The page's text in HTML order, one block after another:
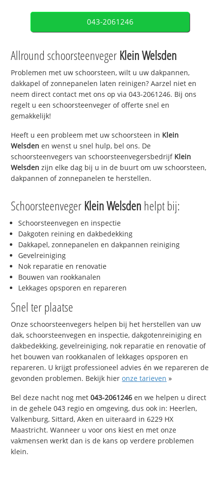
043-2061246
Allround schoorsteenveger Klein Welsden
Problemen met uw schoorsteen, wilt u uw dakpannen,
dakkapel of zonnepanelen laten reinigen? Aarzel niet en
neem direct contact met ons op via 043-2061246. Bij ons
regelt u een schoorsteenveger of offerte snel en
gemakkelijk!
Heeft u een probleem met uw schoorsteen in Klein
Welsden en wenst u snel hulp, bel ons. De
schoorsteenvegers van schoorsteenvegersbedrijf Klein
Welsden zijn elke dag bij u in de buurt om uw schoorsteen,
dakpannen of zonnepanelen te herstellen.
Schoorsteenveger Klein Welsden helpt bij:
Schoorsteenvegen en inspectie
Dakgoten reining en dakbedekking
Dakkapel, zonnepanelen en dakpannen reiniging
Gevelreiniging
Nok reparatie en renovatie
Bouwen van rookkanalen
Lekkages opsporen en repareren
Snel ter plaatse
Onze schoorsteenvegers helpen bij het herstellen van uw
dak, schoorsteenvegen en inspectie, dakgotenreiniging en
dakbedekking, gevelreiniging, nok reparatie en renovatie of
het bouwen van rookkanalen of lekkages opsporen en
repareren. U krijgt professioneel advies én we repareren de
gevonden problemen. Bekijk hieronze tarieven »
Bel deze nacht nog met043-2061246 en we helpen u direct
in de gehele 043 regio en omgeving, dus ook in: Heerlen,
Valkenburg, Sittard, Aken en uiteraard in 6229 HX
Maastricht. Wanneer u voor ons kiest en met onze
vakmensen werkt dan is de kans op verdere problemen
klein.